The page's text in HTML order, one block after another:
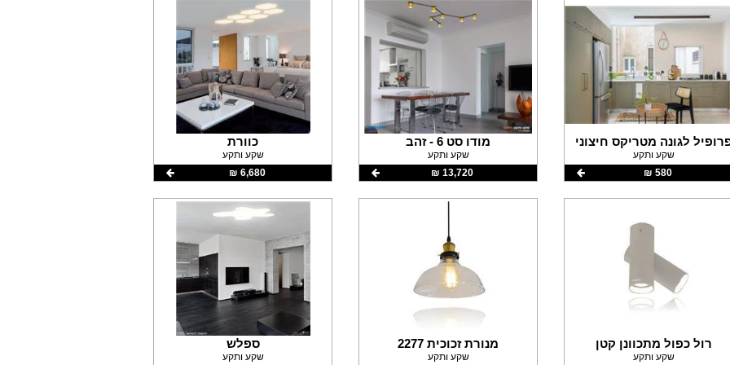
לגונה מטריקס חיצוני
שקע ותקע
580 ‏₪
רול כפול מתכוונן קטן
שקע ותקע
מודו סט 6 - זהב
שקע ותקע
13,720 ‏₪
מנורת זכוכית 2277
שקע ותקע
כוורת
שקע ותקע
6,680 ‏₪
ספלש
שקע ותקע